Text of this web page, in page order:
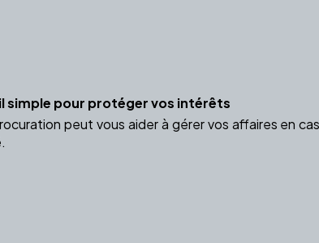
simple pour protéger vos intérêts
peut vous aider à gérer vos affaires en